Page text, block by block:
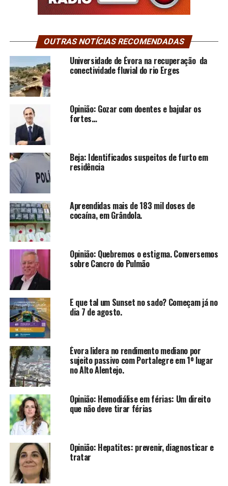
OUTRAS NOTÍCIAS RECOMENDADAS
Universidade de Évora na recuperação da
conectividade fluvial do rio Erges
Opinião: Gozar com doentes e bajular os
fortes…
Beja: Identificados suspeitos de furto em
residência
Apreendidas mais de 183 mil doses de
cocaína, em Grândola.
Opinião: Quebremos o estigma. Conversemos
sobre Cancro do Pulmão
E que tal um Sunset no sado? Começam já no
dia 7 de agosto.
Évora lidera no rendimento mediano por
sujeito passivo com Portalegre em 1º lugar
no Alto Alentejo.
Opinião: Hemodiálise em férias: Um direito
que não deve tirar férias
Opinião: Hepatites: prevenir, diagnosticar e
tratar